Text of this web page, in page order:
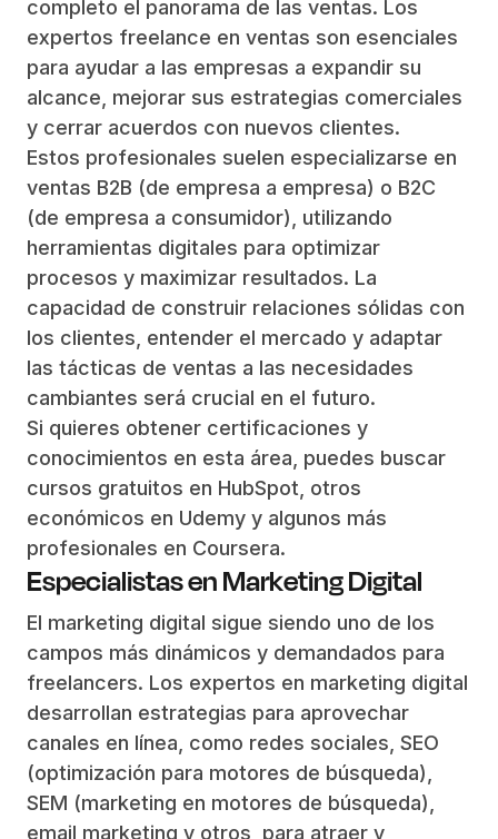
completo el panorama de las ventas. Los
expertos freelance en ventas son esenciales
para ayudar a las empresas a expandir su
alcance, mejorar sus estrategias comerciales
y cerrar acuerdos con nuevos clientes.
Estos profesionales suelen especializarse en
ventas B2B (de empresa a empresa) o B2C
(de empresa a consumidor), utilizando
herramientas digitales para optimizar
procesos y maximizar resultados. La
capacidad de construir relaciones sólidas con
los clientes, entender el mercado y adaptar
las tácticas de ventas a las necesidades
cambiantes será crucial en el futuro.
Si quieres obtener certificaciones y
conocimientos en esta área, puedes buscar
cursos gratuitos en HubSpot, otros
económicos en Udemy y algunos más
profesionales en Coursera.
Especialistas en Marketing Digital
El marketing digital sigue siendo uno de los
campos más dinámicos y demandados para
freelancers. Los expertos en marketing digital
desarrollan estrategias para aprovechar
canales en línea, como redes sociales, SEO
(optimización para motores de búsqueda),
SEM (marketing en motores de búsqueda),
email marketing y otros, para atraer y